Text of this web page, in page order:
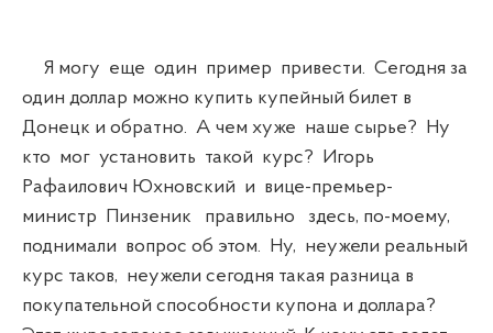
Я могу еще один пример привести. Сегодня за
один доллар можно купить купейный билет в
Донецк и обратно. А чем хуже наше сырье? Ну
кто мог установить такой курс? Игорь
Рафаилович Юхновский и вице-премьер-
министр Пинзеник правильно здесь, по-моему,
поднимали вопрос об этом. Ну, неужели реальный
курс таков, неужели сегодня такая разница в
покупательной способности купона и доллара?